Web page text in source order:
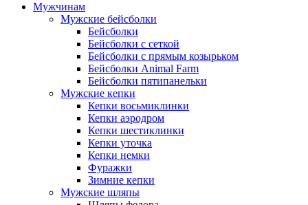
Мужчинам
Мужские бейсболки
Бейсболки
Бейсболки с сеткой
Бейсболки с прямым козырьком
Бейсболки Animal Farm
Бейсболки пятипанельки
Мужские кепки
Кепки восьмиклинки
Кепки аэродром
Кепки шестиклинки
Кепки уточка
Кепки немки
Фуражки
Зимние кепки
Мужские шляпы